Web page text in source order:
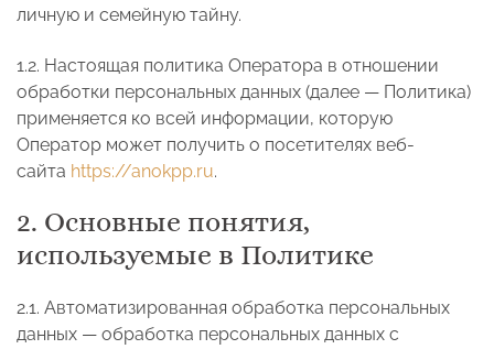
личную и семейную тайну.
1.2. Настоящая политика Оператора в отношении
обработки персональных данных (далее — Политика)
применяется ко всей информации, которую
Оператор может получить о посетителях веб-
сайта https://anokpp.ru.
2. Основные понятия,
используемые в Политике
2.1. Автоматизированная обработка персональных
данных — обработка персональных данных с